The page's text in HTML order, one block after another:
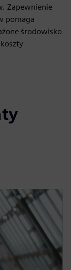
Zapewnienie
pomaga
środowisko